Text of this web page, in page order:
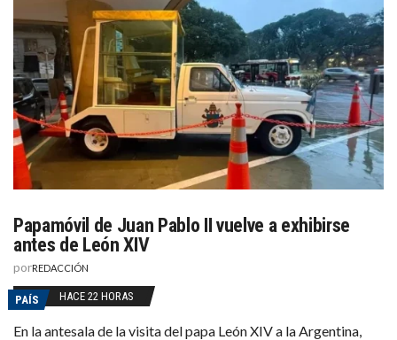
Papamóvil de Juan Pablo II vuelve a exhibirse
antes de León XIV
porREDACCIÓN
PAÍS HACE 22 HORAS
En la antesala de la visita del papa León XIV a la Argentina,